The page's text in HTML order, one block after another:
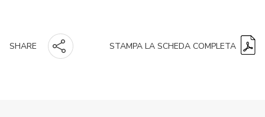
SHARE STAMPA LA SCHEDA COMPLETA